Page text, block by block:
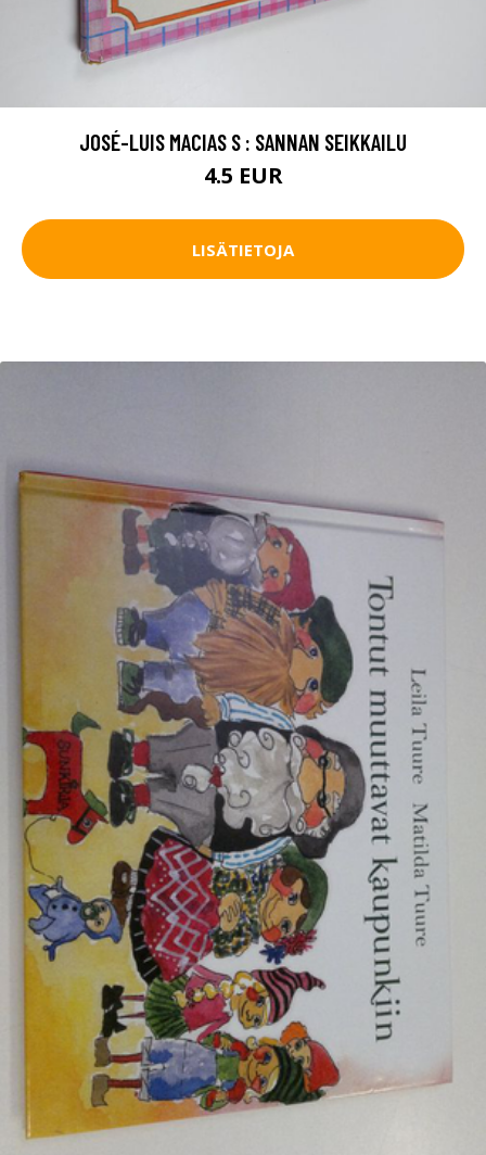
JOSÉ-LUIS MACIAS S : SANNAN SEIKKAILU
4.5 EUR
LISÄTIETOJA